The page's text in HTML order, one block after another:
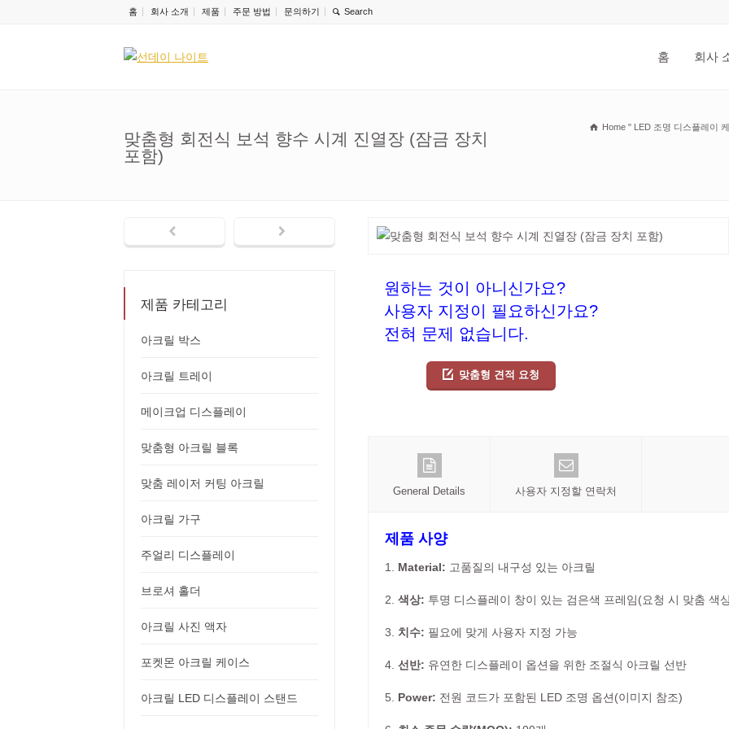
홈 회사 소개 제품 주문 방법 문의하기
홈 회사
맞춤형 회전식 보석 향수 시계 진열장 (잠금 장치
포함)
Home " LED 조명 디스플레이
원하는 것이 아니신가요?
사용자 지정이 필요하신가요?
전혀 문제 없습니다.
맞춤형 견적 요청
General Details 사용자 지정할 연락처
제품 사양
1. Material: 고품질의 내구성 있는 아크릴
2. 색상: 투명 디스플레이 창이 있는 검은색 프레임(요청 시 맞춤 색
3. 치수: 필요에 맞게 사용자 지정 가능
4. 선반: 유연한 디스플레이 옵션을 위한 조절식 아크릴 선반
5. Power: 전원 코드가 포함된 LED 조명 옵션(이미지 참조)
제품 카테고리
아크릴 박스
아크릴 트레이
메이크업 디스플레이
맞춤형 아크릴 블록
맞춤 레이저 커팅 아크릴
아크릴 가구
주얼리 디스플레이
브로셔 홀더
아크릴 사진 액자
포켓몬 아크릴 케이스
아크릴 LED 디스플레이 스탠드